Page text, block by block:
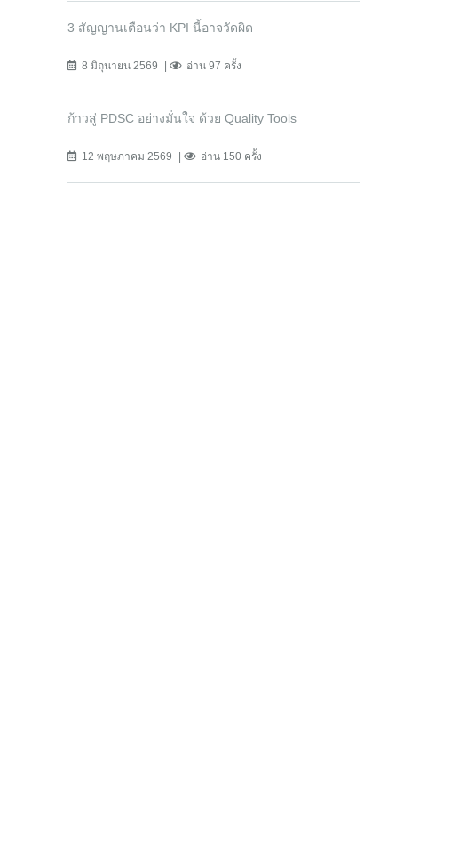
3 สัญญานเตือนว่า KPI นี้อาจวัดผิด
8 มิถุนายน 2569 อ่าน 97 ครั้ง
ก้าวสู่ PDSC อย่างมั่นใจ ด้วย Quality Tools
12 พฤษภาคม 2569 อ่าน 150 ครั้ง